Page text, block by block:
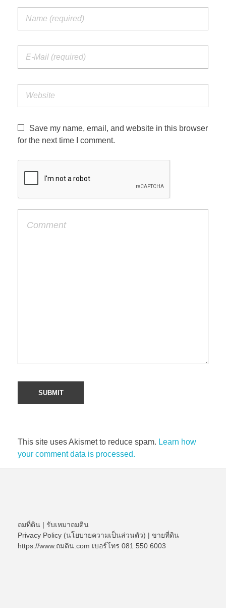
Save my name, email, and website in this browser
for the next time I comment.
This site uses Akismet to reduce spam. Learn how
your comment data is processed.
ถมที่ดิน | รับเหมาถมดิน
Privacy Policy (นโยบายความเป็นส่วนตัว) | ขายที่ดิน
https://www.ถมดิน.com เบอร์โทร 081 550 6003